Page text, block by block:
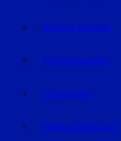
BAUEN & WOHNEN
GELD & FINANZEN
GESUNDHEIT
REISE & ERHOLUNG